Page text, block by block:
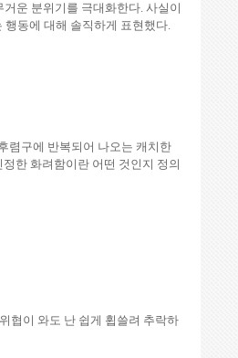
거운 분위기를 극대화한다. 사실이
행동에 대해 솔직하게 표현했다.
렴구에 반복되어 나오는 캐치한
한 화려함이란 어떤 것인지 정의
협이 와도 난 쉽게 휩쓸려 추락하